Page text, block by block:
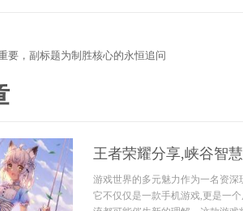
要，副标题为制胜核心的永恒追问
王者荣耀分享,峡谷智
游戏世界的多元魅力作为一名资
它不仅仅是一款手机游戏,更是一